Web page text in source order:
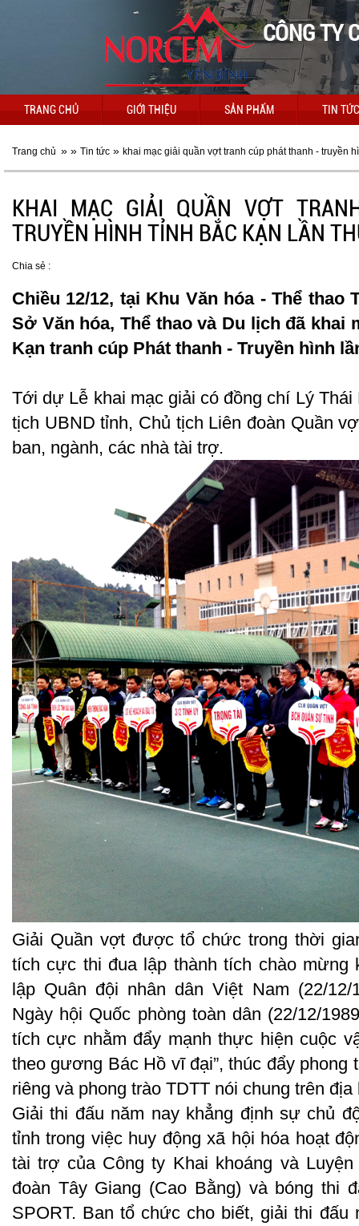
CÔNG TY
TRANG CHỦ GIỚI THIỆU SẢN PHẨM TIN TỨC
Trang chủ » » Tin tức » khai mạc giải quần vợt tranh cúp phát thanh - truyền
KHAI MẠC GIẢI QUẦN VỢT
TRUYỀN HÌNH TỈNH BẮC KẠN LẦN
Chia sẻ :
Chiều 12/12, tại Khu Văn hóa - Thể thao
Sở Văn hóa, Thể thao và Du lịch đã khai
Kạn tranh cúp Phát thanh - Truyền hình
Tới dự Lễ khai mạc giải có đồng chí Lý
tịch UBND tỉnh, Chủ tịch Liên đoàn Quần
ban, ngành, các nhà tài trợ.
Giải Quần vợt được tổ chức trong thời
tích cực thi đua lập thành tích chào mừng
lập Quân đội nhân dân Việt Nam (22/12/
Ngày hội Quốc phòng toàn dân (22/12/
tích cực nhằm đẩy mạnh thực hiện cuộc
theo gương Bác Hồ vĩ đại”, thúc đẩy phong
riêng và phong trào TDTT nói chung trên địa
Giải thi đấu năm nay khẳng định sự chủ
tỉnh trong việc huy động xã hội hóa hoạt
tài trợ của Công ty Khai khoáng và
đoàn Tây Giang (Cao Bằng) và bóng thi
SPORT. Ban tổ chức cho biết, giải thi